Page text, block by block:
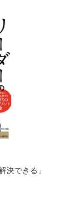
決できる」